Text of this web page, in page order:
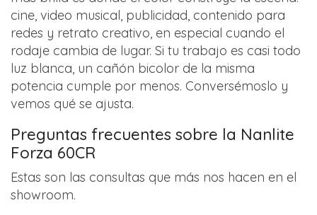
cine, video musical, publicidad, contenido para
redes y retrato creativo, en especial cuando el
rodaje cambia de lugar. Si tu trabajo es casi todo
luz blanca, un cañón bicolor de la misma
potencia cumple por menos. Conversémoslo y
vemos qué se ajusta.
Preguntas frecuentes sobre la Nanlite
Forza 60CR
Estas son las consultas que más nos hacen en el
showroom.